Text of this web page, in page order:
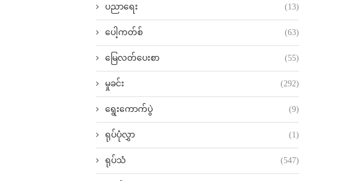
ပညာရေး (13)
ပေါ့ကတ်စ် (63)
မြေလတ်ပေးစာ (55)
မှုခင်း (292)
ရွေးကောက်ပွဲ (9)
ရုပ်ပုံလွှာ (1)
ရုပ်သံ (547)